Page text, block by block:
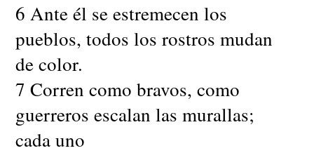
6 Ante él se estremecen los
pueblos, todos los rostros mudan
de color.
7 Corren como bravos, como
guerreros escalan las murallas;
cada uno